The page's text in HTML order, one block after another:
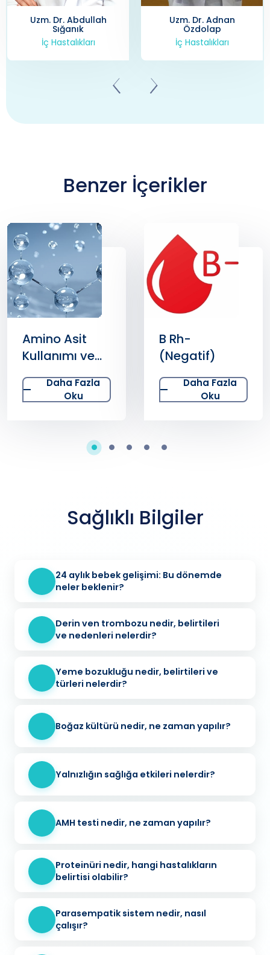
Uzm. Dr. Adnan
Özdolap
İç Hastalıkları
Uzm. Dr. Ayhan Tufan
İç Hastalıkları
Benzer İçerikler
B Rh-
(Negatif)
Daha Fazla
Oku
Gece
Terlemesi
Daha Fazla
Oku
Sağlıklı Bilgiler
24 aylık bebek gelişimi: Bu dönemde
neler beklenir?
Derin ven trombozu nedir, belirtileri
ve nedenleri nelerdir?
Yeme bozukluğu nedir, belirtileri ve
türleri nelerdir?
Boğaz kültürü nedir, ne zaman yapılır?
Yalnızlığın sağlığa etkileri nelerdir?
AMH testi nedir, ne zaman yapılır?
Proteinüri nedir, hangi hastalıkların
belirtisi olabilir?
Parasempatik sistem nedir, nasıl
çalışır?